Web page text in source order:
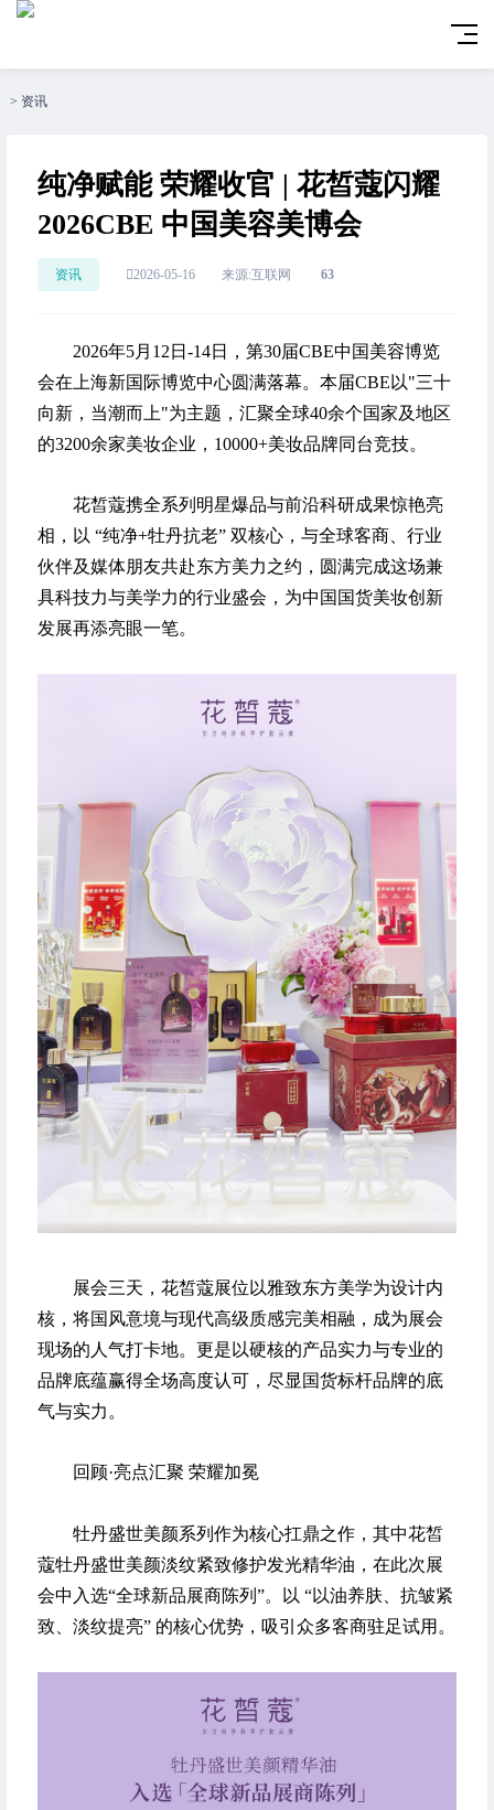
> 资讯
纯净赋能 荣耀收官 | 花皙蔻闪耀
2026CBE 中国美容美博会
资讯 2026-05-16 来源:互联网 63
2026年5月12日-14日，第30届CBE中国美容博览
会在上海新国际博览中心圆满落幕。本届CBE以"三十
向新，当潮而上"为主题，汇聚全球40余个国家及地区
的3200余家美妆企业，10000+美妆品牌同台竞技。
花皙蔻携全系列明星爆品与前沿科研成果惊艳亮
相，以 “纯净+牡丹抗老” 双核心，与全球客商、行业
伙伴及媒体朋友共赴东方美力之约，圆满完成这场兼
具科技力与美学力的行业盛会，为中国国货美妆创新
发展再添亮眼一笔。
展会三天，花皙蔻展位以雅致东方美学为设计内
核，将国风意境与现代高级质感完美相融，成为展会
现场的人气打卡地。更是以硬核的产品实力与专业的
品牌底蕴赢得全场高度认可，尽显国货标杆品牌的底
气与实力。
回顾·亮点汇聚 荣耀加冕
牡丹盛世美颜系列作为核心扛鼎之作，其中花皙
蔻牡丹盛世美颜淡纹紧致修护发光精华油，在此次展
会中入选“全球新品展商陈列”。以 “以油养肤、抗皱紧
致、淡纹提亮” 的核心优势，吸引众多客商驻足试用。